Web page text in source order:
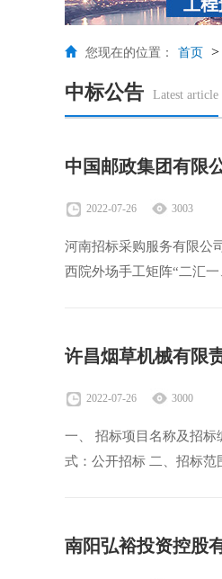
您现在的位置： 首页 >
中标公告 Latest article
2022-07-26 3003
河南招标采购服务有限公
西院外场手工矩阵“二汇
许昌烟草机械有限
2022-07-26 3000
一、 招标项目名称及招标
式：公开招标 二、招标
南阳弘裕投资控股